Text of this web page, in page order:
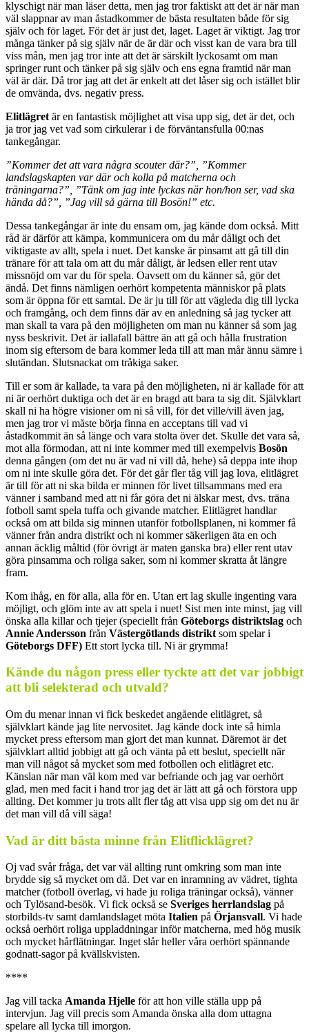
klyschigt när man läser detta, men jag tror faktiskt att det är när man
väl slappnar av man åstadkommer de bästa resultaten både för sig
själv och för laget. För det är just det, laget. Laget är viktigt. Jag tror
många tänker på sig själv när de är där och visst kan de vara bra till
viss mån, men jag tror inte att det är särskilt lyckosamt om man
springer runt och tänker på sig själv och ens egna framtid när man
väl är där. Då tror jag att det är enkelt att det låser sig och istället blir
de omvända, dvs. negativ press.
Elitlägret är en fantastisk möjlighet att visa upp sig, det är det, och
ja tror jag vet vad som cirkulerar i de förväntansfulla 00:nas
tankegångar.
”Kommer det att vara några scouter där?”, ”Kommer
landslagskapten var där och kolla på matcherna och
träningarna?”, ”Tänk om jag inte lyckas när hon/hon ser, vad ska
hända då?”, ”Jag vill så gärna till Bosön!” etc.
Dessa tankegångar är inte du ensam om, jag kände dom också. Mitt
råd är därför att kämpa, kommunicera om du mår dåligt och det
viktigaste av allt, spela i nuet. Det kanske är pinsamt att gå till din
tränare för att tala om att du mår dåligt, är ledsen eller rent utav
missnöjd om var du för spela. Oavsett om du känner så, gör det
ändå. Det finns nämligen oerhört kompetenta människor på plats
som är öppna för ett samtal. De är ju till för att vägleda dig till lycka
och framgång, och dem finns där av en anledning så jag tycker att
man skall ta vara på den möjligheten om man nu känner så som jag
nyss beskrivit. Det är iallafall bättre än att gå och hålla frustration
inom sig eftersom de bara kommer leda till att man mår ännu sämre i
slutändan. Slutsnackat om tråkiga saker.
Till er som är kallade, ta vara på den möjligheten, ni är kallade för att
ni är oerhört duktiga och det är en bragd att bara ta sig dit. Självklart
skall ni ha högre visioner om ni så vill, för det ville/vill även jag,
men jag tror vi måste börja finna en acceptans till vad vi
åstadkommit än så länge och vara stolta över det. Skulle det vara så,
mot alla förmodan, att ni inte kommer med till exempelvis Bosön
denna gången (om det nu är vad ni vill då, hehe) så deppa inte ihop
om ni inte skulle göra det. För det går fler tåg vill jag lova, elitlägret
är till för att ni ska bilda er minnen för livet tillsammans med era
vänner i samband med att ni får göra det ni älskar mest, dvs. träna
fotboll samt spela tuffa och givande matcher. Elitlägret handlar
också om att bilda sig minnen utanför fotbollsplanen, ni kommer få
vänner från andra distrikt och ni kommer säkerligen äta en och
annan äcklig måltid (för övrigt är maten ganska bra) eller rent utav
göra pinsamma och roliga saker, som ni kommer skratta åt längre
fram.
Kom ihåg, en för alla, alla för en. Utan ert lag skulle ingenting vara
möjligt, och glöm inte av att spela i nuet! Sist men inte minst, jag vill
önska alla killar och tjejer (speciellt från Göteborgs distriktslag och
Annie Andersson från Västergötlands distrikt som spelar i
Göteborgs DFF) Ett stort lycka till. Ni är grymma!
Kände du någon press eller tyckte att det var jobbigt
att bli selekterad och utvald?
Om du menar innan vi fick beskedet angående elitlägret, så
självklart kände jag lite nervositet. Jag kände dock inte så himla
mycket press eftersom man gjort det man kunnat. Däremot är det
självklart alltid jobbigt att gå och vänta på ett beslut, speciellt när
man vill något så mycket som med fotbollen och elitlägret etc.
Känslan när man väl kom med var befriande och jag var oerhört
glad, men med facit i hand tror jag det är lätt att gå och förstora upp
allting. Det kommer ju trots allt fler tåg att visa upp sig om det nu är
det man vill då vill säga!
Vad är ditt bästa minne från Elitflicklägret?
Oj vad svår fråga, det var väl allting runt omkring som man inte
brydde sig så mycket om då. Det var en inramning av vädret, tighta
matcher (fotboll överlag, vi hade ju roliga träningar också), vänner
och Tylösand-besök. Vi fick också se Sveriges herrlandslag på
storbilds-tv samt damlandslaget möta Italien på Örjansvall. Vi hade
också oerhört roliga uppladdningar inför matcherna, med hög musik
och mycket hårflätningar. Inget slår heller våra oerhört spännande
godnatt-sagor på kvällskvisten.
****
Jag vill tacka Amanda Hjelle för att hon ville ställa upp på
intervjun. Jag vill precis som Amanda önska alla dom uttagna
spelare all lycka till imorgon.